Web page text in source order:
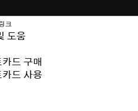
크
도움
드 구매
드 사용